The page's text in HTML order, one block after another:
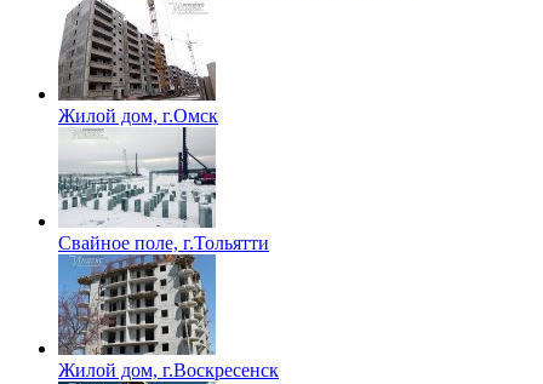
Жилой дом, г.Омск
Свайное поле, г.Тольятти
Жилой дом, г.Воскресенск